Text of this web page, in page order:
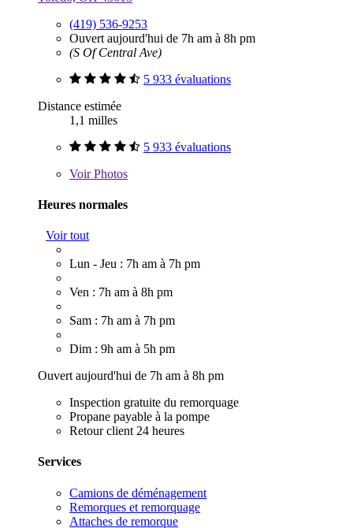
(419) 536-9253
Ouvert aujourd'hui de 7h am à 8h pm
(S Of Central Ave)
5 933 évaluations
Distance estimée
1,1 milles
5 933 évaluations
VoirPhotos
Heures normales
Voir tout
Lun - Jeu : 7h am à 7h pm
Ven : 7h am à 8h pm
Sam : 7h am à 7h pm
Dim : 9h am à 5h pm
Ouvert aujourd'hui de 7h am à 8h pm
Inspection gratuite du remorquage
Propane payable à la pompe
Retour client 24 heures
Services
Camions de déménagement
Remorques et remorquage
Attaches de remorque